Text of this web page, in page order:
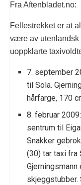
Fra Aftenbladet.no:
Fellestrekket er at
være av utenlandsk
uoppklarte
7. september
til Sola.
hårfarge, 170
8. februar
sentrum til
Snakker
(30) tar taxi fra
skjeggstubber.